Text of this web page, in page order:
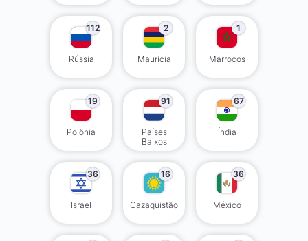
112
Rússia
2
Maurícia
1
Marrocos
19
Polônia
91
Países
Baixos
67
Índia
36
Israel
16
Cazaquistão
36
México